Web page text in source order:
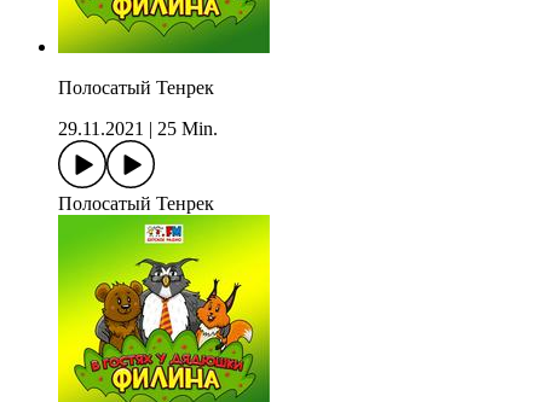
Полосатый Тенрек
29.11.2021
25 Min.
Полосатый Тенрек